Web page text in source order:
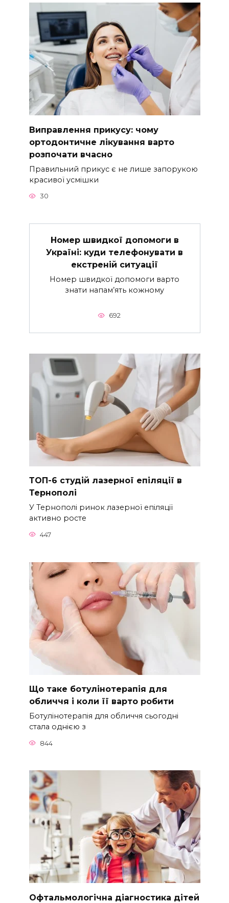
Виправлення прикусу: чому
ортодонтичне лікування варто
розпочати вчасно
Правильний прикус є не лише запорукою
красивої усмішки
30
Номер швидкої допомоги в
Україні: куди телефонувати в
екстреній ситуації
Номер швидкої допомоги варто
знати напам’ять кожному
692
ТОП-6 студій лазерної епіляції в
Тернополі
У Тернополі ринок лазерної епіляції
активно росте
447
Що таке ботулінотерапія для
обличчя і коли її варто робити
Ботулінотерапія для обличчя сьогодні
стала однією з
844
Офтальмологічна діагностика дітей